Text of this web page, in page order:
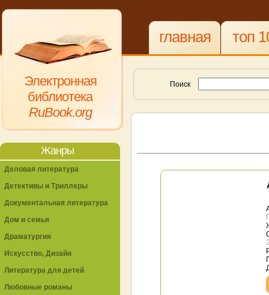
Электронная
библиотека
RuBook.org
главная топ
Поиск
Жанры
Деловая литература
Детективы и Триллеры
Документальная литература
Дом и семья
Драматургия
Искусство, Дизайн
Литература для детей
Любовные романы